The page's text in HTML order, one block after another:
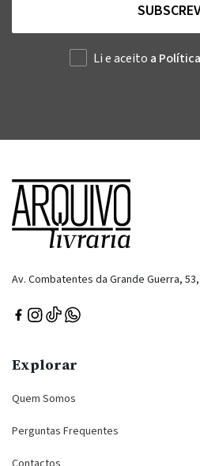
Li e aceito a
Av. Combatentes da Grande Guerra,
Explorar
Quem Somos
Perguntas Frequentes